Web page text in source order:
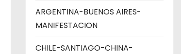
ARGENTINA-BUENOS AIRES-
MANIFESTACION
CHILE-SANTIAGO-CHINA-